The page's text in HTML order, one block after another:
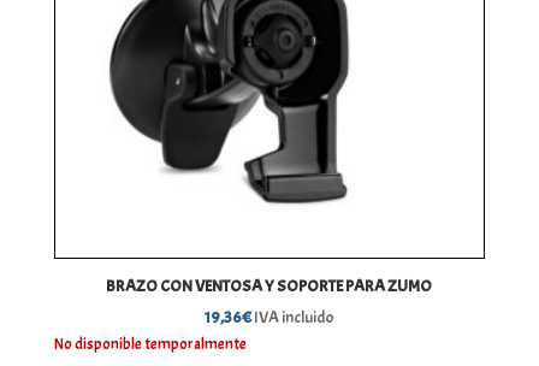
BRAZO CON VENTOSA Y SOPORTE PARA ZUMO
19,36€IVA incluido
No disponible temporalmente